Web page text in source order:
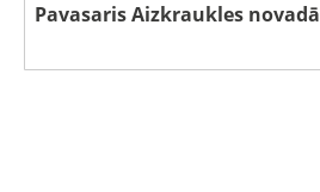
Pavasaris Aizkraukles novadā